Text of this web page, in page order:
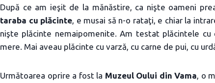
După ce am ieşit de la mănăstire, ca nişte oameni
taraba cu plăcinte , e musai să n-o rataţi, e chiar la
nişte plăcinte nemaipomenite. Am testat plăcintele cu
mere. Mai aveau plăcinte cu varză, cu carne de pui, cu
Următoarea oprire a fost la Muzeul Oului din Vama , o